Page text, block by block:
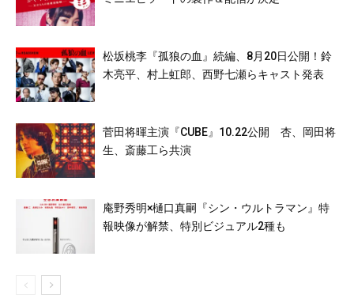
松坂桃李『孤狼の血』続編、8月20日公開！鈴
木亮平、村上虹郎、西野七瀬らキャスト発表
菅田将暉主演『CUBE』10.22公開 杏、岡田将
生、斎藤工ら共演
庵野秀明×樋口真嗣『シン・ウルトラマン』特
報映像が解禁、特別ビジュアル2種も